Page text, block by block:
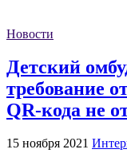
Новости
Детский
требование
QR-кода не
15 ноября 2021